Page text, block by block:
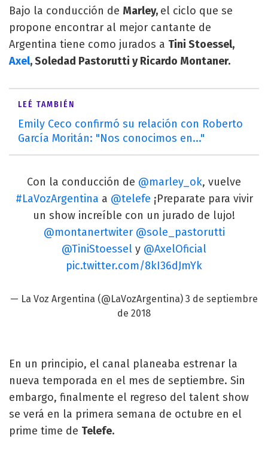
Bajo la conducción de Marley, el ciclo que se
propone encontrar al mejor cantante de
Argentina tiene como jurados a Tini Stoessel,
Axel, Soledad Pastorutti y Ricardo Montaner.
LEÉ TAMBIÉN
Emily Ceco confirmó su relación con Roberto
García Moritán: "Nos conocimos en..."
Con la conducción de @marley_ok, vuelve
#LaVozArgentina a @telefe ¡Preparate para vivir
un show increíble con un jurado de lujo!
@montanertwiter @sole_pastorutti
@TiniStoessel y @AxelOficial
pic.twitter.com/8kI36dJmYk
— La Voz Argentina (@LaVozArgentina) 3 de septiembre
de 2018
En un principio, el canal planeaba estrenar la
nueva temporada en el mes de septiembre. Sin
embargo, finalmente el regreso del talent show
se verá en la primera semana de octubre en el
prime time de Telefe.